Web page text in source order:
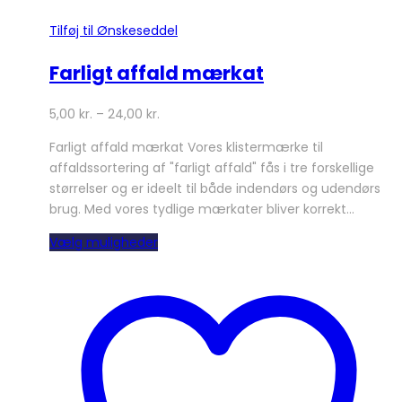
Tilføj til Ønskeseddel
Farligt affald mærkat
5,00 kr. – 24,00 kr.
Farligt affald mærkat Vores klistermærke til
affaldssortering af "farligt affald" fås i tre forskellige
størrelser og er ideelt til både indendørs og udendørs
brug. Med vores tydlige mærkater bliver korrekt…
Vælg mulighederDette
flere
varianter.
Mulighederne